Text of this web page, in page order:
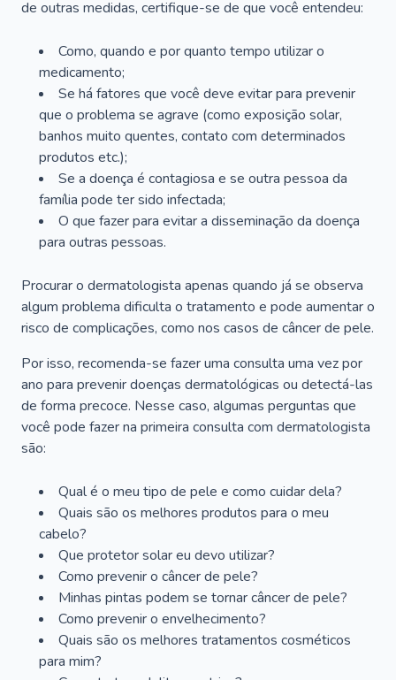
de outras medidas, certifique-se de que você entendeu:
Como, quando e por quanto tempo utilizar o
medicamento;
Se há fatores que você deve evitar para prevenir
que o problema se agrave (como exposição solar,
banhos muito quentes, contato com determinados
produtos etc.);
Se a doença é contagiosa e se outra pessoa da
família pode ter sido infectada;
O que fazer para evitar a disseminação da doença
para outras pessoas.
Procurar o dermatologista apenas quando já se observa
algum problema dificulta o tratamento e pode aumentar o
risco de complicações, como nos casos de câncer de pele.
Por isso, recomenda-se fazer uma consulta uma vez por
ano para prevenir doenças dermatológicas ou detectá-las
de forma precoce. Nesse caso, algumas perguntas que
você pode fazer na primeira consulta com dermatologista
são:
Qual é o meu tipo de pele e como cuidar dela?
Quais são os melhores produtos para o meu
cabelo?
Que protetor solar eu devo utilizar?
Como prevenir o câncer de pele?
Minhas pintas podem se tornar câncer de pele?
Como prevenir o envelhecimento?
Quais são os melhores tratamentos cosméticos
para mim?